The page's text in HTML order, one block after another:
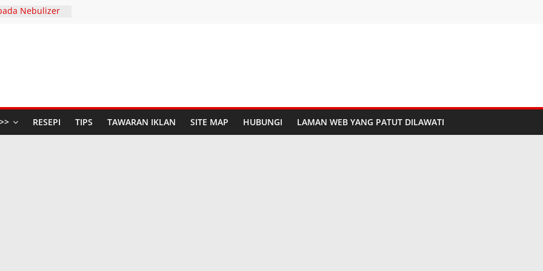
Nebulizer
/ 2026
Anda di The
Raya dengan
RESEPI TIPS TAWARAN IKLAN SITE MAP HUBUNGI LAMAN WEB YANG PATUT DILAWATI